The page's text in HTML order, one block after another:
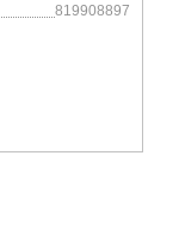
819908897